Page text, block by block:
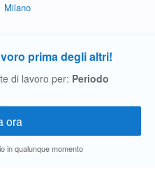
Milano
prima degli altri!
di lavoro per: Periodo
in qualunque momento